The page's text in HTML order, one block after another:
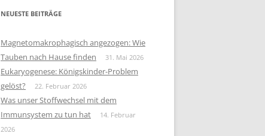
NEUESTE BEITRÄGE
Magnetomakrophagisch angezogen: Wie
Tauben nach Hause finden
31. Mai 2026
Eukaryogenese: Königskinder-Problem
gelöst?
22. Februar 2026
Was unser Stoffwechsel mit dem
Immunsystem zu tun hat
14. Februar
2026